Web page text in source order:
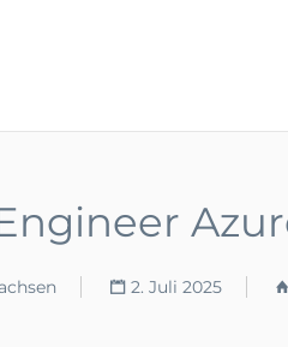
2. Juli 2025